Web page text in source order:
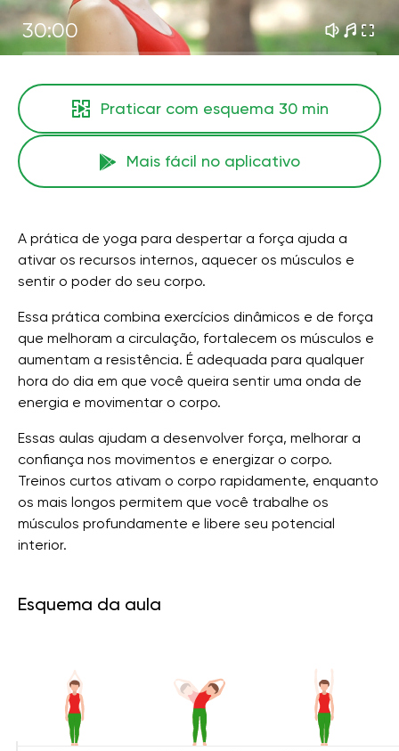
30:00
Praticar com esquema 30 min
Mais fácil no aplicativo
A prática de yoga para despertar a força ajuda a
ativar os recursos internos, aquecer os músculos e
sentir o poder do seu corpo.
Essa prática combina exercícios dinâmicos e de força
que melhoram a circulação, fortalecem os músculos e
aumentam a resistência. É adequada para qualquer
hora do dia em que você queira sentir uma onda de
energia e movimentar o corpo.
Essas aulas ajudam a desenvolver força, melhorar a
confiança nos movimentos e energizar o corpo.
Treinos curtos ativam o corpo rapidamente, enquanto
os mais longos permitem que você trabalhe os
músculos profundamente e libere seu potencial
interior.
Esquema da aula